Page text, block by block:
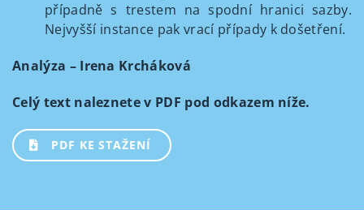
případně s trestem na spodní hranici sazby.
Nejvyšší instance pak vrací případy k došetření.
Analýza – Irena Krcháková
Celý text naleznete v PDF pod odkazem níže.
PDF KE STAŽENÍ